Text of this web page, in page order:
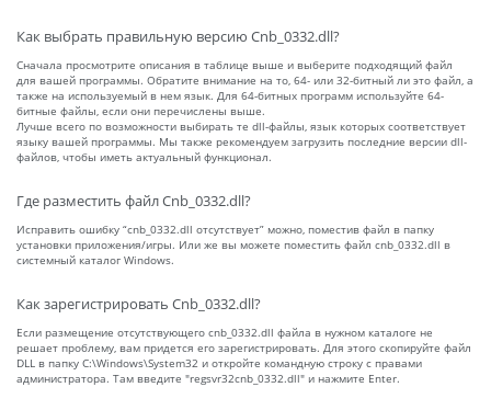
Как выбрать правильную версию Cnb_0332.dll?
Сначала просмотрите описания в таблице выше и выберите подходящий файл
для вашей программы. Обратите внимание на то, 64- или 32-битный ли это файл, а
также на используемый в нем язык. Для 64-битных программ используйте 64-
битные файлы, если они перечислены выше.
Лучше всего по возможности выбирать те dll-файлы, язык которых соответствует
языку вашей программы. Мы также рекомендуем загрузить последние версии dll-
файлов, чтобы иметь актуальный функционал.
Где разместить файл Cnb_0332.dll?
Исправить ошибку “cnb_0332.dll отсутствует” можно, поместив файл в папку
установки приложения/игры. Или же вы можете поместить файл cnb_0332.dll в
системный каталог Windows.
Как зарегистрировать Cnb_0332.dll?
Если размещение отсутствующего cnb_0332.dll файла в нужном каталоге не
решает проблему, вам придется его зарегистрировать. Для этого скопируйте файл
DLL в папку C:\Windows\System32 и откройте командную строку с правами
администратора. Там введите "regsvr32cnb_0332.dll" и нажмите Enter.